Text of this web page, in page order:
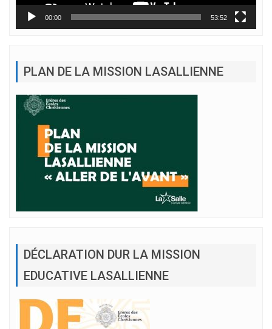
00:00 53:52
PLAN DE LA MISSION LASALLIENNE
DÉCLARATION DUR LA MISSION
EDUCATIVE LASALLIENNE